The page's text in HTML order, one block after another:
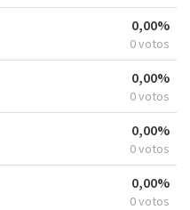
0,00%
0 votos
0,00%
0 votos
0,00%
0 votos
0,00%
0 votos